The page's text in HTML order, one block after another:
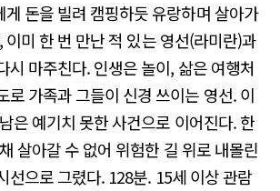
돈을 빌려 캠핑하듯 유랑하며 살아가
이미 한 번 만난 적 있는 영선(라미란)과
시 마주친다. 인생은 놀이, 삶은 여행처
로 가족과 그들이 신경 쓰이는 영선. 이
은 예기치 못한 사건으로 이어진다. 한
살아갈 수 없어 위험한 길 위로 내몰린
선으로 그렸다. 128분. 15세 이상 관람